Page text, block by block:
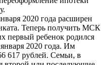
2020 года расширен
Теперь получить МСК
первый ребенок родился
2020 года. Им
617 рублей. Семьи, в